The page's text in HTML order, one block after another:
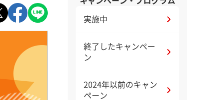
実施中
終了したキャンペー
ン
2024年以前のキャン
ペーン